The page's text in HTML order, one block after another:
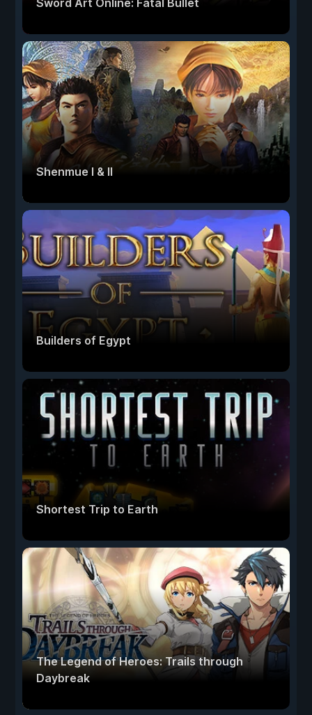
Sword Art Online: Fatal Bullet
Shenmue I & II
Builders of Egypt
Shortest Trip to Earth
The Legend of Heroes: Trails through
Daybreak